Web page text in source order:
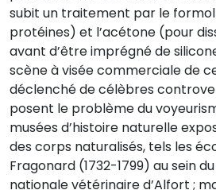
subit un traitement par le
protéines) et l’acétone (pour
avant d’être imprégné de
scène à visée commerciale de
déclenché de célèbres
posent le problème du
musées d’histoire naturelle
des corps naturalisés, tels les
Fragonard (1732-1799) au sein
nationale vétérinaire d’Alfort ;